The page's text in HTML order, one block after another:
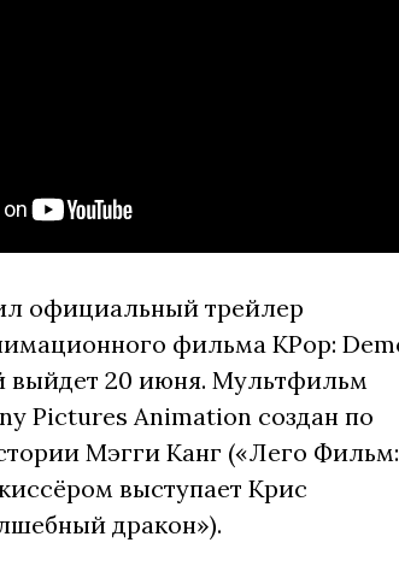
официальный трейлер
фильма KPop:
выйдет 20 июня. Мультфильм
Pictures Animation создан по
Мэгги Канг («Лего Фильм:
выступает Крис
дракон»).